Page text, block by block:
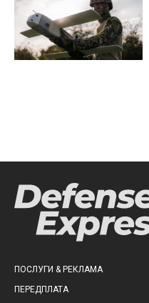
ПОСЛУГИ & РЕКЛАМА
ПЕРЕДПЛАТА